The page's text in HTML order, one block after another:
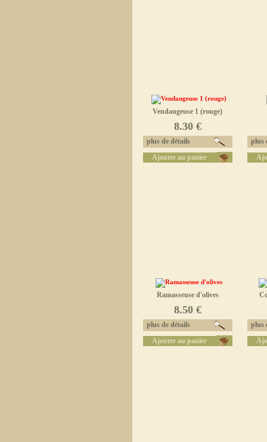
Vendangeuse 1 (rouge)
8.30 €
plus de détails
Ajouter au panier
plus
Ramasseuse d'olives
8.50 €
plus de détails
Ajouter au panier
plus